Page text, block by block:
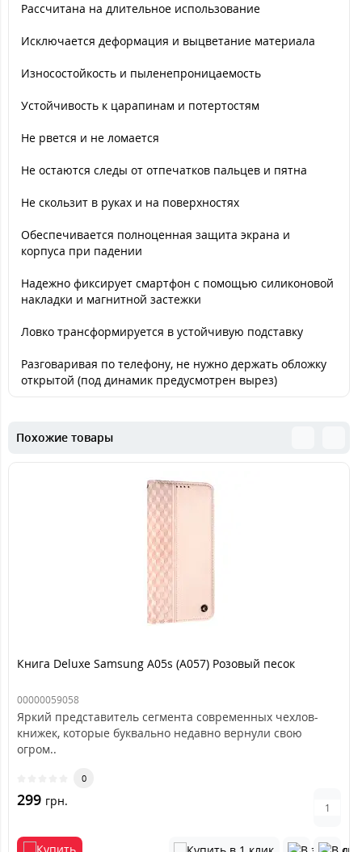
Рассчитана на длительное использование
Исключается деформация и выцветание материала
Износостойкость и пыленепроницаемость
Устойчивость к царапинам и потертостям
Не рвется и не ломается
Не остаются следы от отпечатков пальцев и пятна
Не скользит в руках и на поверхностях
Обеспечивается полноценная защита экрана и
корпуса при падении
Надежно фиксирует смартфон с помощью силиконовой
накладки и магнитной застежки
Ловко трансформируется в устойчивую подставку
Разговаривая по телефону, не нужно держать обложку
открытой (под динамик предусмотрен вырез)
Похожие товары
Книга Deluxe Samsung A05s (A057) Розовый песок
00000059058
Яркий представитель сегмента современных чехлов-
книжек, которые буквально недавно вернули свою
огром..
0
299 грн.